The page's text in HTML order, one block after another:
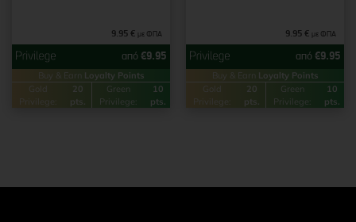
9.95 € με ΦΠΑ
από €9.95
Buy & Earn Loyalty Points
Gold
Privilege:
20
pts.
Green
Privilege:
10
pts.
9.95 € με ΦΠΑ
από €9.95
Buy & Earn Loyalty Points
Gold
Privilege:
20
pts.
Green
Privilege:
10
pts.